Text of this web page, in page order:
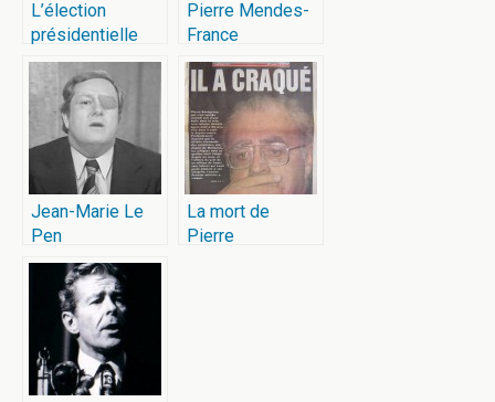
L’élection
présidentielle
française de
2002
Pierre Mendes-
France
Jean-Marie Le
Pen
La mort de
Pierre